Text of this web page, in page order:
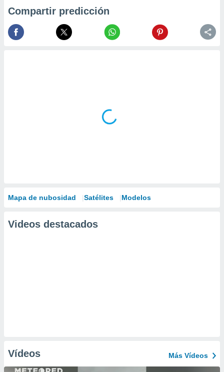
Compartir predicción
Mapa de nubosidad Satélites Modelos
Videos destacados
Vídeos Más Vídeos